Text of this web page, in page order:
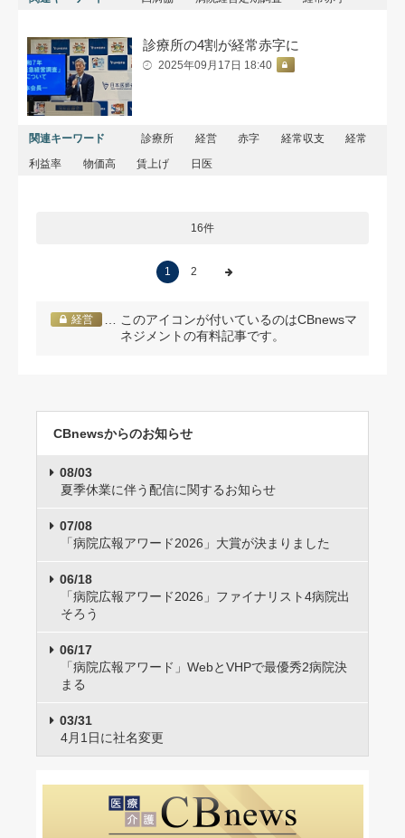
診療所の4割が経常赤字に
2025年09月17日 18:40
関連キーワード 診療所 経営 赤字 経常収支
経常
利益率
物価高 賃上げ 日医
16件
1 2
経営
… このアイコンが付いているのはCBnewsマ
ネジメントの有料記事です。
CBnewsからのお知らせ
08/03
夏季休業に伴う配信に関するお知らせ
07/08
「病院広報アワード2026」大賞が決まりました
06/18
「病院広報アワード2026」ファイナリスト4病院出
そろう
06/17
「病院広報アワード」WebとVHPで最優秀2病院決
まる
03/31
4月1日に社名変更